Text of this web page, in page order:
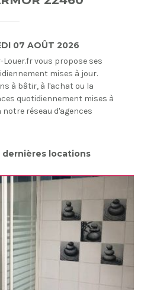
07 AOÛT 2026
vous propose ses
mises à jour.
à bâtir, à l'achat ou la
quotidiennement mises à
réseau d'agences
dernières locations